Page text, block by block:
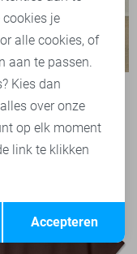
Jeans
6
49,99
Opslaan
je
alle cookies, of
aan te passen.
Kies dan
over onze
op elk moment
link te klikken
Accepteren